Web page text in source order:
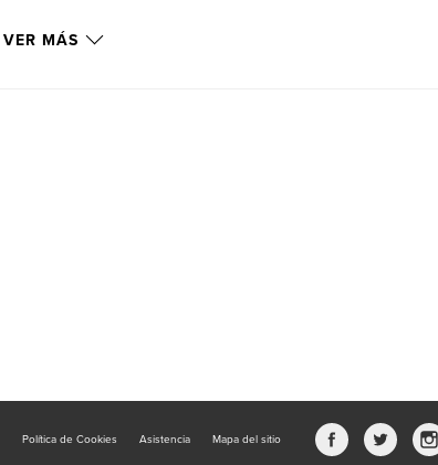
VER MÁS
Política de Cookies Asistencia Mapa del sitio